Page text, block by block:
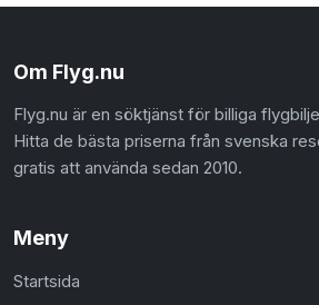
Om Flyg.nu
Flyg.nu är en söktjänst för billiga
Hitta de bästa priserna från svenska
gratis att använda sedan 2010.
Meny
Startsida